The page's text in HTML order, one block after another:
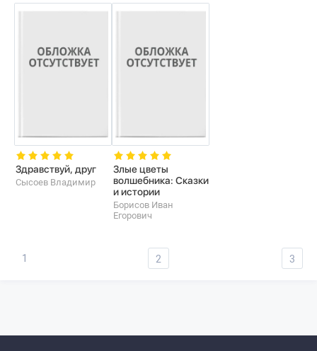
Здравствуй, друг
Сысоев Владимир
Злые цветы
волшебника: Сказки
и истории
Борисов Иван
Егорович
1 2 3